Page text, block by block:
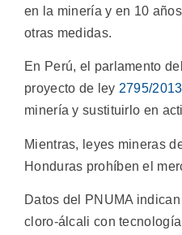
en la minería y en 10
otras medidas.
En Perú, el parlamento
proyecto de ley 2795/
minería y sustituirlo en
Mientras, leyes mineras
Honduras prohíben el
Datos del PNUMA
cloro-álcali con